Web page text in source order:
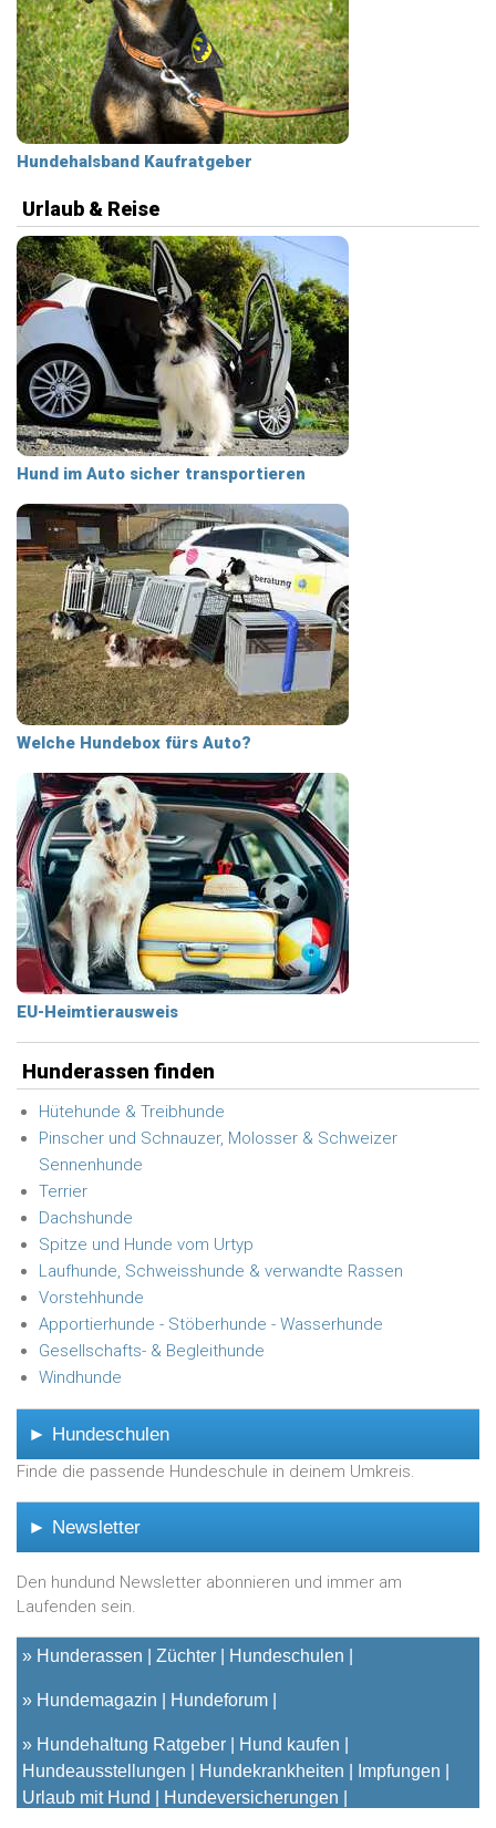
Hundehalsband Kaufratgeber
Urlaub & Reise
Hund im Auto sicher transportieren
Welche Hundebox fürs Auto?
EU-Heimtierausweis
Hunderassen finden
Hütehunde & Treibhunde
Pinscher und Schnauzer, Molosser & Schweizer
Sennenhunde
Terrier
Dachshunde
Spitze und Hunde vom Urtyp
Laufhunde, Schweisshunde & verwandte Rassen
Vorstehhunde
Apportierhunde - Stöberhunde - Wasserhunde
Gesellschafts- & Begleithunde
Windhunde
► Hundeschulen
Finde die passende Hundeschule in deinem Umkreis.
► Newsletter
Den hundund Newsletter abonnieren und immer am
Laufenden sein.
» Hunderassen Züchter Hundeschulen
» Hundemagazin Hundeforum
» Hundehaltung Ratgeber
Hund kaufen
Hundeausstellungen
Hundekrankheiten
Impfungen
Urlaub mit Hund
Hundeversicherungen